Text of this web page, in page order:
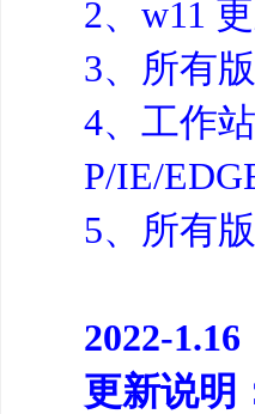
2、w11
3、所有
4、工作
P/IE/
5、所有
2022-1.16
更新说明